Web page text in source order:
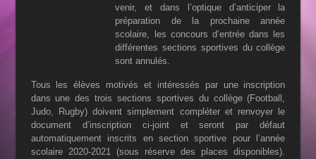
venir, et dans l’optique d’anticiper la
préparation de la prochaine année
scolaire, les concours d’entrée dans les
différentes sections sportives du collège
sont annulés.
Tous les élèves motivés et intéressés par une inscription
dans une des trois sections sportives du collège (Football,
Judo, Rugby) doivent simplement compléter et renvoyer le
document d’inscription ci-joint et seront par défaut
automatiquement inscrits en section sportive pour l’année
scolaire 2020-2021 (sous réserve des places disponibles).